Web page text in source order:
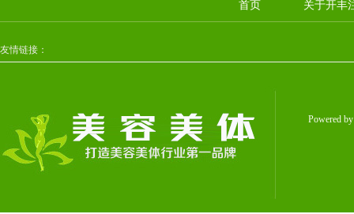
首页 关于开丰
友情链接：
Powered